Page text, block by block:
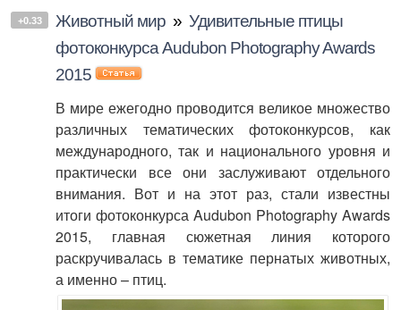
+0.33 Животный мир » Удивительные птицы
фотоконкурса Audubon Photography Awards
2015
В мире ежегодно проводится великое множество
различных тематических фотоконкурсов, как
международного, так и национального уровня и
практически все они заслуживают отдельного
внимания. Вот и на этот раз, стали известны
итоги фотоконкурса Audubon Photography Awards
2015, главная сюжетная линия которого
раскручивалась в тематике пернатых животных,
а именно – птиц.